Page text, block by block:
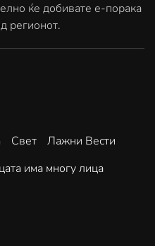
ќе добивате е-порака
регионот.
Свет
Лажни Вести
има многу лица